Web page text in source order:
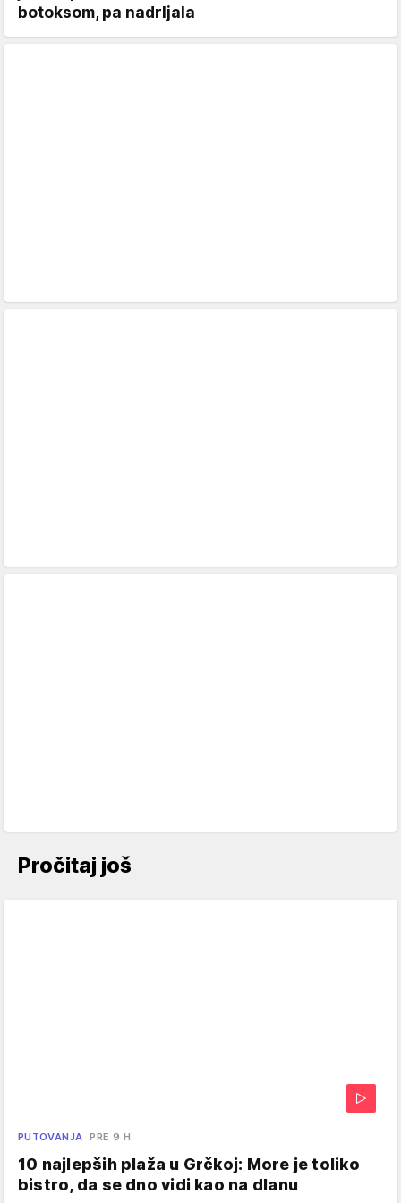
botoksom, pa nadrljala
Pročitaj još
PUTOVANJA PRE 9 H
10 najlepših plaža u Grčkoj: More je toliko
bistro, da se dno vidi kao na dlanu